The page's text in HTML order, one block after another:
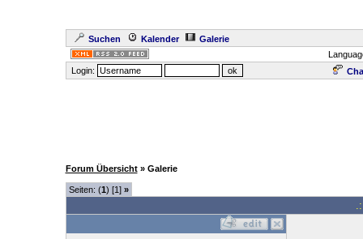
Suchen Kalender
Galerie
Login:
Forum Übersicht» Galerie
Seiten: (1) [1] »